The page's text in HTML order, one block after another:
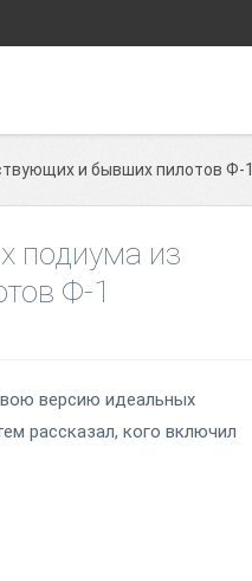
и бывших пилотов Ф-1
подиума из
Ф-1
версию идеальных
рассказал, кого включил